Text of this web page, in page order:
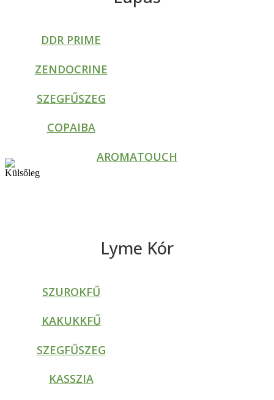
DDR PRIME
ZENDOCRINE
SZEGFŰSZEG
COPAIBA
AROMATOUCH
Lyme Kór
SZUROKFŰ
KAKUKKFŰ
SZEGFŰSZEG
KASSZIA